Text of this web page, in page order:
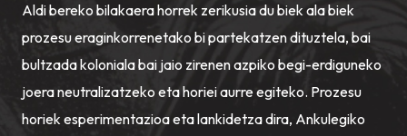
Aldi bereko bilakaera horrek zerikusia du biek ala biek
prozesu eraginkorrenetako bi partekatzen dituztela, bai
bultzada koloniala bai jaio zirenen azpiko begi-erdiguneko
joera neutralizatzeko eta horiei aurre egiteko. Prozesu
horiek esperimentazioa eta lankidetza dira, Ankulegiko